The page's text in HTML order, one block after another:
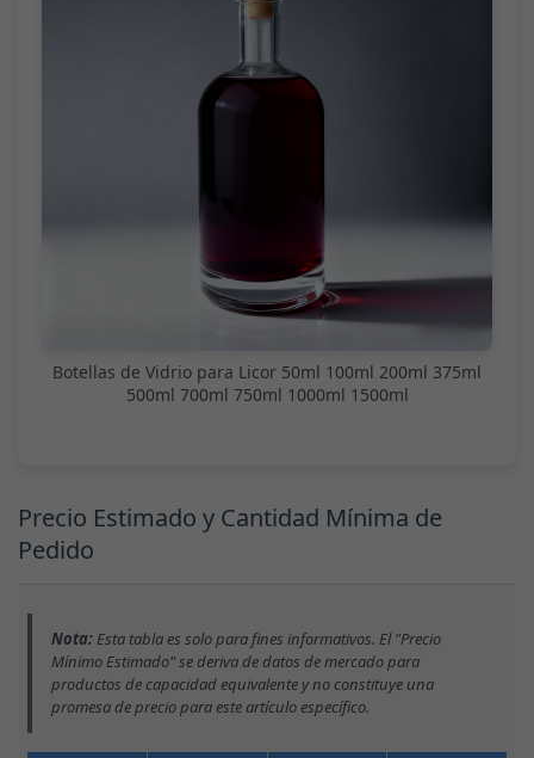
Botellas de Vidrio para Licor 50ml 100ml 200ml 375ml
500ml 700ml 750ml 1000ml 1500ml
Precio Estimado y Cantidad Mínima de
Pedido
Nota:Esta tabla es solo para fines informativos. El "Precio
Mínimo Estimado" se deriva de datos de mercado para
productos de capacidad equivalente y no constituye una
promesa de precio para este artículo específico.